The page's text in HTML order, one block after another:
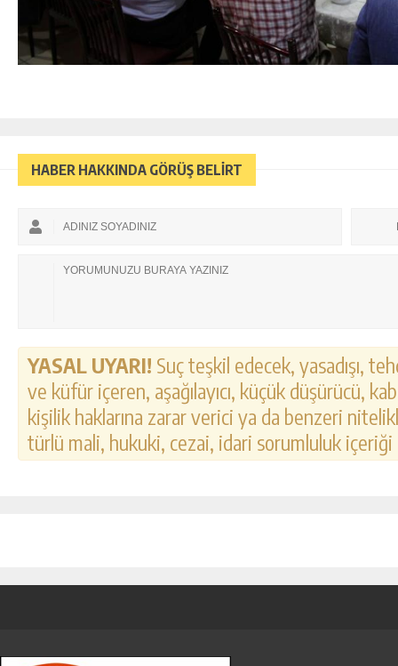
HABER HAKKINDA GÖRÜŞ BELİRT
YASAL UYARI! Suç teşkil edecek, yasadışı,
ve küfür içeren, aşağılayıcı, küçük düşürücü,
kişilik haklarına zarar verici ya da benzeri
türlü mali, hukuki, cezai, idari sorumluluk